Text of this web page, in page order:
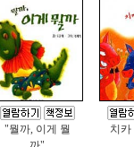
"뭘까, 이게 뭘
치카